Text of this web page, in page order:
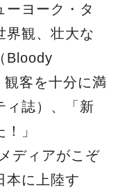
ーヨーク・タ
界観、壮大な
Bloody
客を十分に満
ィ誌）、「新
」
ディアがこぞ
本に上陸す